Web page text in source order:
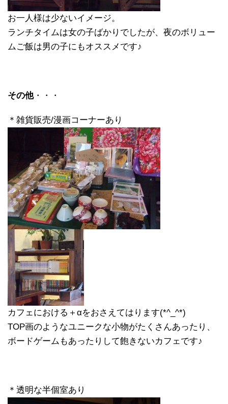
お一人様は少ないイメージ。
ランチタイムは女の子ばかりでしたが、夜のボリュー
ムご飯は男の子にもオススメです♪
その他・・・
＊雑貨販売/漫画コーナーあり
カフェにおける＋αをおさえてはります(*^_^*)
TOP画のようなユニークな小物がたくさんあったり、
ボードゲームもあったりして飽きないカフェです♪
＊透明な半個室あり